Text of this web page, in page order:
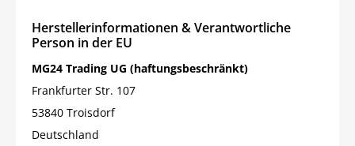
Herstellerinformationen & Verantwortliche
Person in der EU
MG24 Trading UG (haftungsbeschränkt)
Frankfurter Str. 107
53840 Troisdorf
Deutschland